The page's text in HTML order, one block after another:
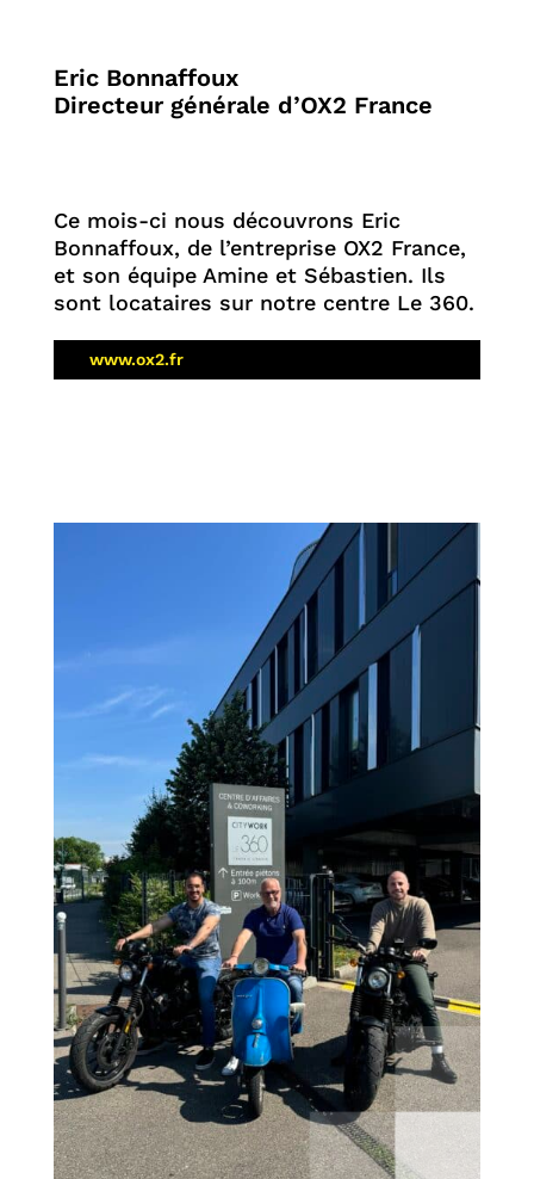
Eric Bonnaffoux
Directeur générale d’OX2 France
Ce mois-ci nous découvrons Eric
Bonnaffoux, de l’entreprise OX2 France,
et son équipe Amine et Sébastien. Ils
sont locataires sur notre centre Le 360.
www.ox2.fr